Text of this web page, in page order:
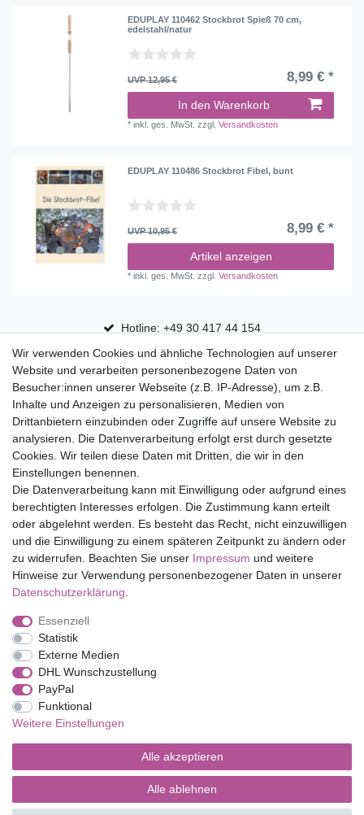
EDUPLAY 110462 Stockbrot Spieß 70 cm,
edelstahl/natur
UVP 12,95 € 8,99 € *
In den Warenkorb
*inkl. ges. MwSt. zzgl.Versandkosten
EDUPLAY 110486 Stockbrot Fibel, bunt
UVP 10,95 € 8,99 € *
Artikel anzeigen
*inkl. ges. MwSt. zzgl.Versandkosten
Hotline: +49 30 417 44 154
30 Tage Rückgaberecht
Versandfrei ab 75 € in Deutschland
Top Marken
Eduplay
Folia Bringmann
Shop
Mein Konto
Service
Versandkosten
Impressum
Barrierefreiheitserklärung
Vertrag widerrufen
Wir verwenden Cookies und ähnliche Technologien auf unserer
Website und verarbeiten personenbezogene Daten von
Besucher:innen unserer Webseite (z.B. IP-Adresse), um z.B.
Inhalte und Anzeigen zu personalisieren, Medien von
Drittanbietern einzubinden oder Zugriffe auf unsere Website zu
analysieren. Die Datenverarbeitung erfolgt erst durch gesetzte
Cookies. Wir teilen diese Daten mit Dritten, die wir in den
Einstellungen benennen.
Die Datenverarbeitung kann mit Einwilligung oder aufgrund eines
berechtigten Interesses erfolgen. Die Zustimmung kann erteilt
oder abgelehnt werden. Es besteht das Recht, nicht einzuwilligen
und die Einwilligung zu einem späteren Zeitpunkt zu ändern oder
zu widerrufen. Beachten Sie unser Impressum und weitere
Hinweise zur Verwendung personenbezogener Daten in unserer
Daten­schutz­erklärung
Essenziell
Statistik
Externe Medien
DHL Wunschzustellung
PayPal
Funktional
Weitere Einstellungen
Alle akzeptieren
Alle ablehnen